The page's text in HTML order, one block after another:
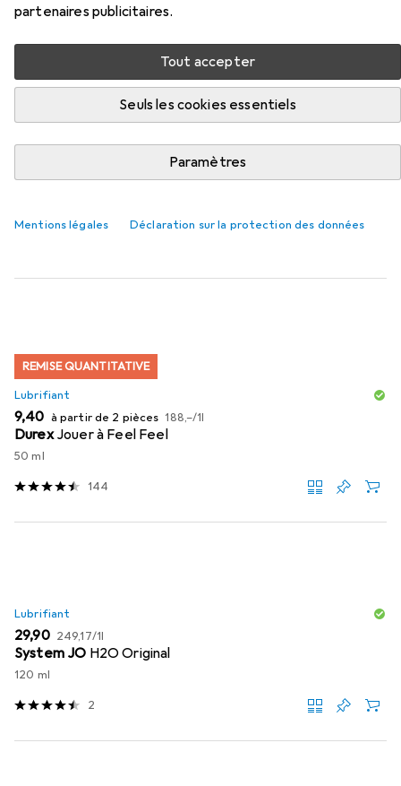
partenaires publicitaires.
Tout accepter
Seuls les cookies essentiels
Paramètres
Mentions légales Déclaration sur la protection des données
Pertinence
Liste des produits
REMISE QUANTITATIVE
EUR
REMISE QUANTITATIVE
Lubrifiant
EUR
9,40 à partir de 2 pièces EUR
188,–/1l
Durex Jouer à Feel Feel
50 ml
144
Lubrifiant
EUR
29,90 EUR
249,17/1l
System JO H2O Original
120 ml
2